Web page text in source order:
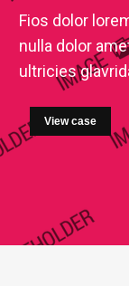
Fios dolor
nulla dolor
ultricies
View case